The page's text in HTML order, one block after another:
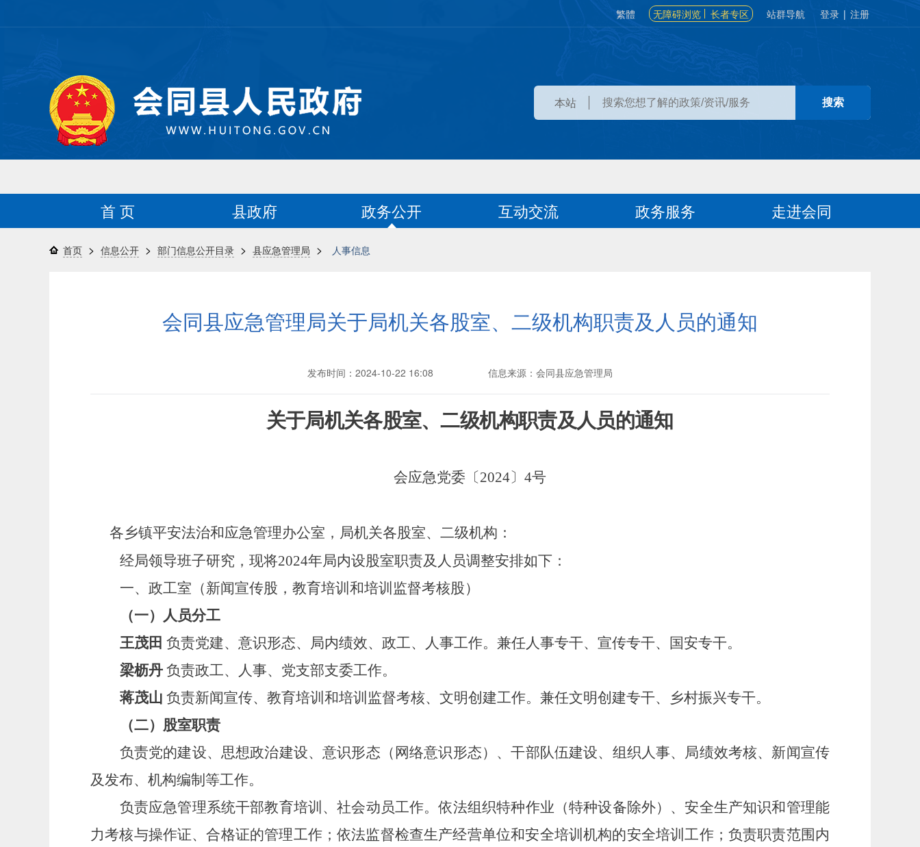
繁體 无障碍浏览 长者专区 站群导航 登录 | 注册
本站
首 页 县政府 政务公开 互动交流 政务服务 走进会同
首页 > 信息公开 > 部门信息公开目录 > 县应急管理局 > 人事信息
会同县应急管理局关于局机关各股室、二级机构职责及人员的通知
发布时间：2024-10-22 16:08 信息来源：会同县应急管理局
关于局机关各股室、二级机构职责及人员的通知
会应急党委〔2024〕 4号
各乡镇平安法治和应急管理办公室，局机关各股室、二级机构：
经局领导班子研究，现将2024年局内设股室职责及人员调整安排如下：
一、 政工室（新闻宣传股，教育培训和培训监督考核股）
（一）人员分工
王茂田 负责党建、意识形态、局内绩效、政工、人事工作。兼任人事专干、宣传专干、国安专干。
梁枥丹负责政工、人事、党支部支委工作。
蒋茂山 负责新闻宣传、教育培训和培训监督考核、文明创建工作。兼任文明创建专干、乡村振兴专干。
（二）股室职责
负责党的建设、思想政治建设、意识形态（网络意识形态）、干部队伍建设、组织人事、局绩效考核、新闻宣传
及发布、机构编制等工作。
负责应急管理系统干部教育培训、社会动员工作。依法组织特种作业（特种设备除外）、安全生产知识和管理能
力考核与操作证、合格证的管理工作；依法监督检查生产经营单位和安全培训机构的安全培训工作；负责职责范围内